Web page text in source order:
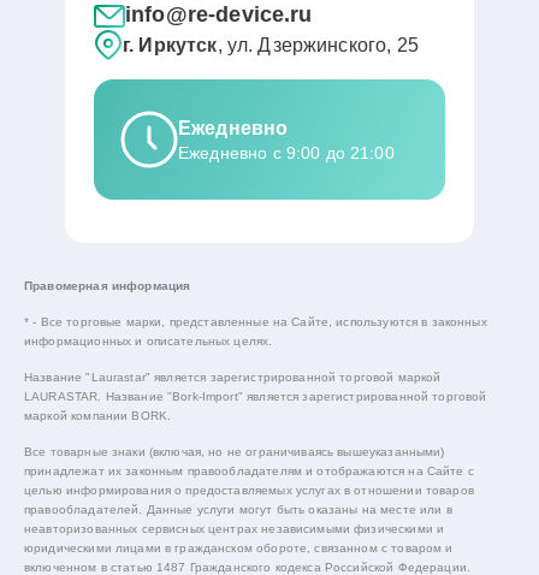
info@re-device.ru
г. Иркутск, ул. Дзержинского, 25
Ежедневно
Ежедневно с 9:00 до 21:00
Правомерная информация
* - Все торговые марки, представленные на Сайте, используются в законных
информационных и описательных целях.
Название "Laurastar" является зарегистрированной торговой маркой
LAURASTAR. Название "Bork-Import" является зарегистрированной торговой
маркой компании BORK.
Все товарные знаки (включая, но не ограничиваясь вышеуказанными)
принадлежат их законным правообладателям и отображаются на Сайте с
целью информирования о предоставляемых услугах в отношении товаров
правообладателей. Данные услуги могут быть оказаны на месте или в
неавторизованных сервисных центрах независимыми физическими и
юридическими лицами в гражданском обороте, связанном с товаром и
включенном в статью 1487 Гражданского кодекса Российской Федерации.